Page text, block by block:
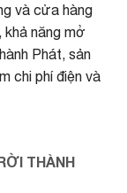
và cửa hàng
khả năng mở
Phát, sản
chi phí điện và
THÀNH